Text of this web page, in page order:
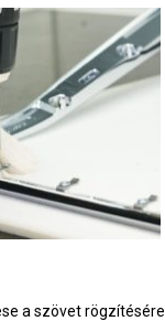
a szövet rögzítésére